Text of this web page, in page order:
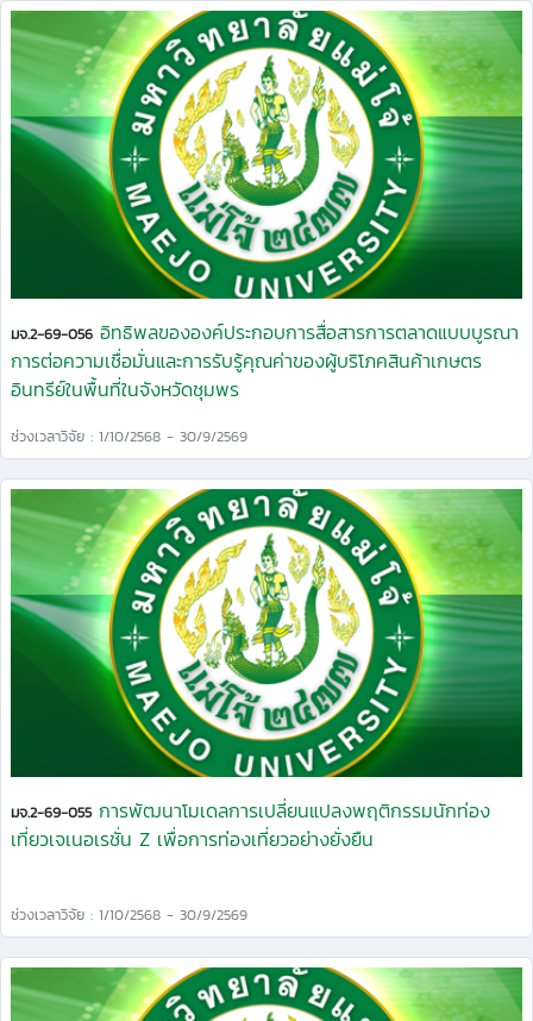
มจ.2-69-056 อิทธิพลขององค์ประกอบการสื่อสารการตลาดแบบบูรณา
การต่อความเชื่อมั่นและการรับรู้คุณค่าของผู้บริโภคสินค้าเกษตร
อินทรีย์ในพื้นที่ในจังหวัดชุมพร
ช่วงเวลาวิจัย : 1/10/2568 - 30/9/2569
มจ.2-69-055การพัฒนาโมเดลการเปลี่ยนแปลงพฤติกรรมนักท่อง
เที่ยวเจเนอเรชั่น Z เพื่อการท่องเที่ยวอย่างยั่งยืน
ช่วงเวลาวิจัย : 1/10/2568 - 30/9/2569